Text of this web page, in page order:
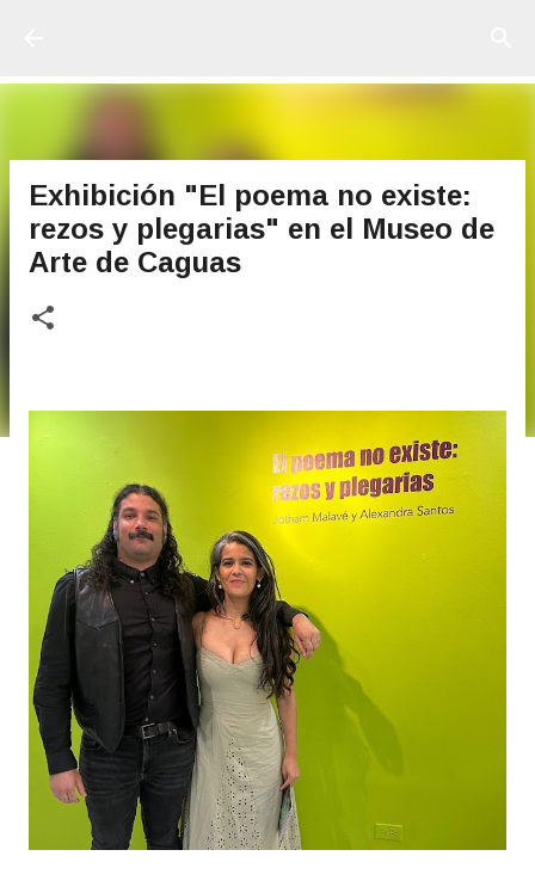
Exhibición "El poema no existe:
rezos y plegarias" en el Museo de
Arte de Caguas